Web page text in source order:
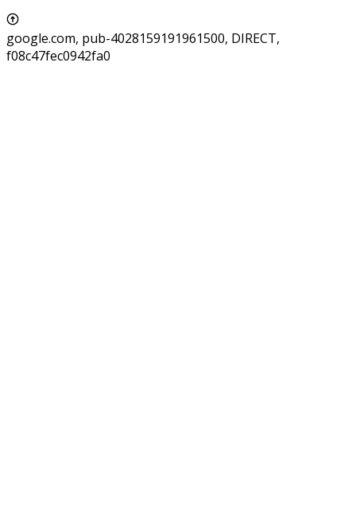
google.com, pub-4028159191961500, DIRECT,
f08c47fec0942fa0